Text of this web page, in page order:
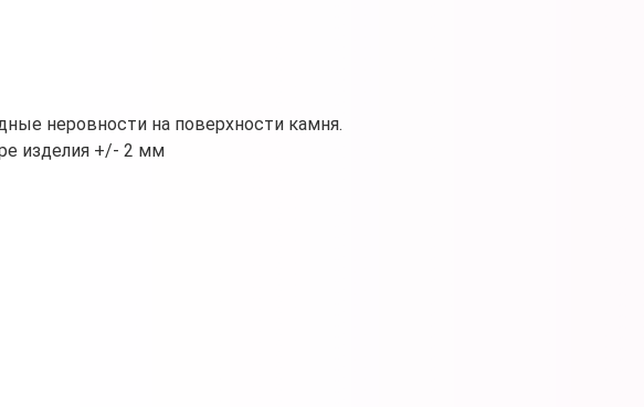
неровности на поверхности камня.
изделия +/- 2 мм